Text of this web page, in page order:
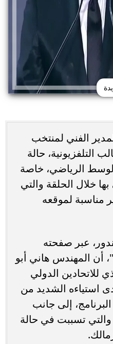
الفني لمنتخب
التلفزيونية، حالة
الرياضي، خاصة
خلال الحلقة والتي
مناسبة لموقعه
عبر صفحته
المهندس هاني أبو
للاتحادين الدولي
استياءه الشديد من
إلى جانب
والتي تسببت في حالة